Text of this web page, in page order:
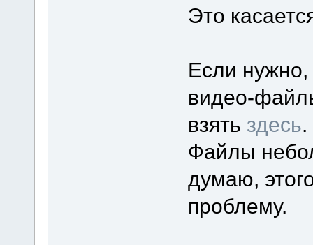
Это
Если
видео-
взять здесь.
Файлы
думаю,
проблему.